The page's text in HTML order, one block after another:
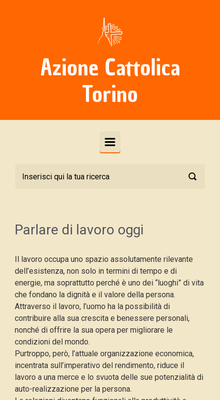
Azione Cattolica
Torino
Parlare di lavoro oggi
Il lavoro occupa uno spazio assolutamente rilevante
dell’esistenza, non solo in termini di tempo e di
energie, ma soprattutto perché è uno dei “luoghi” di vita
che fondano la dignità e il valore della persona.
Attraverso il lavoro, l’uomo ha la possibilità di
contribuire alla sua crescita e benessere personali,
nonché di offrire la sua opera per migliorare le
condizioni del mondo.
Purtroppo, però, l’attuale organizzazione economica,
incentrata sull’imperativo del rendimento, riduce il
lavoro a una merce e lo svuota delle sue potenzialità di
auto-realizzazione per la persona.